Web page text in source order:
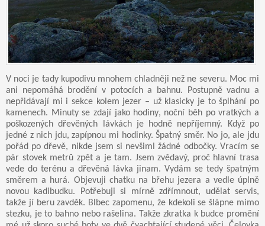
V noci je tady kupodivu mnohem chladněji než ne severu. Moc mi
ani nepomáhá brodění v potocích a bahnu. Postupně vadnu a
nepřidávají mi i sekce kolem jezer – už klasicky je to šplhání po
kamenech. Minuty se zdají jako hodiny, noční běh po vratkých a
poškozených dřevěných lávkách je hodně nepříjemný. Když po
jedné z nich jdu, zapípnou mi hodinky. Špatný směr. No jo, ale jdu
pořád po dřevě, nikde jsem si nevšiml žádné odbočky. Vracím se
pár stovek metrů zpět a je tam. Jsem zvědavý, proč hlavní trasa
vede do terénu a dřevěná lávka jinam. Vydám se tedy špatným
směrem a hurá. Objevuji chatku na břehu jezera a vedle úplně
novou kadibudku. Potřebuji si mírně zdřímnout, udělat servis,
takže jí beru zavděk. Blbec zapomenu, že kdekoli se šlápne mimo
stezku, je to bahno nebo rašelina. Takže zkratka k budce promění